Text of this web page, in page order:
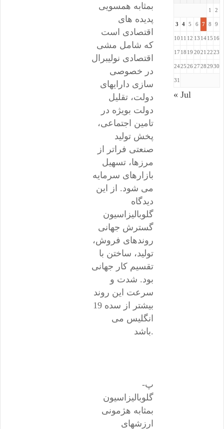
بمثابه همسویی
پدیده های
اقتصادی است
که شامل مشی
اقتصادی نولیبرال
در خصوصی
سازی دارایهای
دولت، تقلیل
دولت بویژه در
تامین اجتماعی،
پخش تولید
صنعتی فراتر از
مرزها، تسهیل
بازارهای سرمایه
می شود. از این
دیدگاه
گلوبالیزاسیون
گسترش جهانی
روندهای فروش،
تولید، ساختن با
تقسیم کار جهانی
بود. شدت و
سرعت این روند
بیشتر از سده 19
انگلیس می
باشد.
پ-
گلوبالیزاسیون
بمثابه هژمونی
ارزشهای
1
2
3 4 5 6 7 8 9
10 11 12 13 14 15 16
17 18 19 2021 2223
242526 27282930
31
« Jul